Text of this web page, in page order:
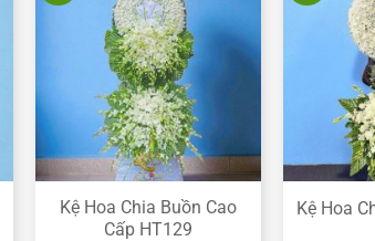
Kệ Hoa Chia Buồn Cao
Cấp HT129
Kệ Hoa